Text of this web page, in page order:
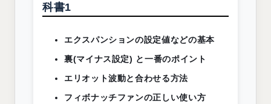
科書1
エクスパンションの設定値などの基本
裏(マイナス設定) と一番のポイント
エリオット波動と合わせる方法
フィボナッチファンの正しい使い方